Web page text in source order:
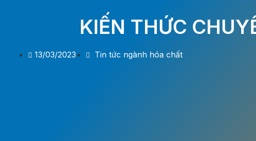
KIẾN THỨC
13/03/2023 Tin tức ngành hóa chất